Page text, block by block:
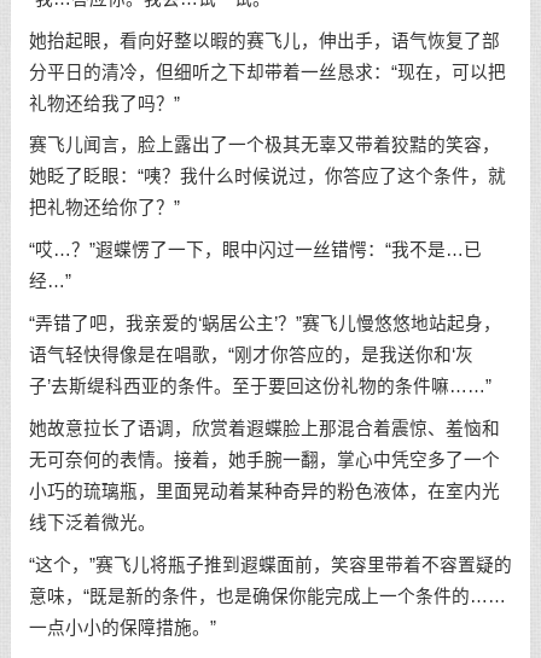
她抬起眼，看向好整以暇的赛飞儿，伸出手，语气恢复了部
分平日的清冷，但细听之下却带着一丝恳求：“现在，可以把
礼物还给我了吗？”
赛飞儿闻言，脸上露出了一个极其无辜又带着狡黠的笑容，
她眨了眨眼：“咦？我什么时候说过，你答应了这个条件，就
把礼物还给你了？”
“哎…？”遐蝶愣了一下，眼中闪过一丝错愕：“我不是…已
经…”
“弄错了吧，我亲爱的‘蜗居公主’？”赛飞儿慢悠悠地站起身，
语气轻快得像是在唱歌，“刚才你答应的，是我送你和‘灰
子’去斯缇科西亚的条件。至于要回这份礼物的条件嘛……”
她故意拉长了语调，欣赏着遐蝶脸上那混合着震惊、羞恼和
无可奈何的表情。接着，她手腕一翻，掌心中凭空多了一个
小巧的琉璃瓶，里面晃动着某种奇异的粉色液体，在室内光
线下泛着微光。
“这个，”赛飞儿将瓶子推到遐蝶面前，笑容里带着不容置疑的
意味，“既是新的条件，也是确保你能完成上一个条件的……
一点小小的保障措施。”